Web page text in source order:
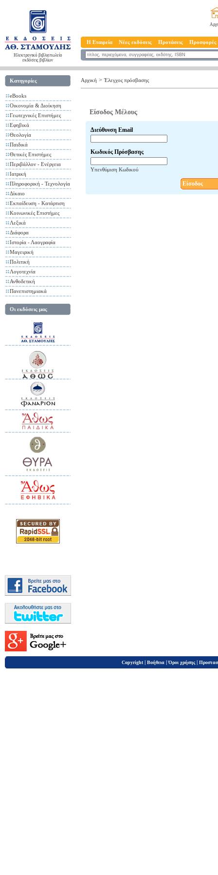
Ηλεκτρονικό βιβλιοπωλείο
εκδόσεις βιβλίων
Η Εταιρεία Νέες εκδόσεις Προτάσεις Προσφορές
Κατηγορίες
eBooks
Οικονομία & Διοίκηση
Γεωτεχνικές Επιστήμες
Εφηβικά
Θεολογία
Παιδικά
Θετικές Επιστήμες
Περιβάλλον - Ενέργεια
Ιατρική
Πληροφορική - Τεχνολογία
Δίκαιο
Εκπαίδευση - Κατάρτιση
Κοινωνικές Επιστήμες
Λεξικά
Διάφορα
Ιστορία - Λαογραφία
Μαγειρική
Πολιτική
Λογοτεχνία
Ανθοδετική
Πανεπιστημιακά
Οι εκδόσεις μας
Αρχική > Έλεγχος πρόσβασης
Είσοδος Μέλους
Διεύθυνση Email
Κωδικός Πρόσβασης
Υπενθύμιση Κωδικού
Είσοδος
Copyright | Βοήθεια |Όροι χρήσης |